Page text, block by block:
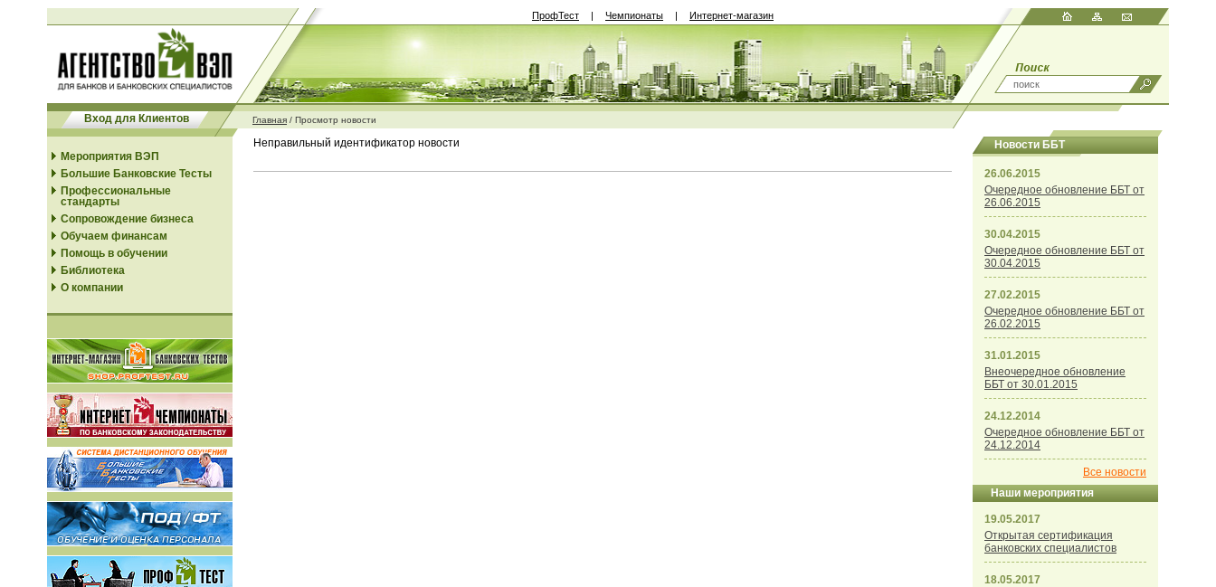
ПрофТест | Чемпионаты | Интернет-магазин
Вход для Клиентов Главная / Просмотр новости
Мероприятия ВЭП
Большие Банковские Тесты
Профессиональные
стандарты
Сопровождение бизнеса
Обучаем финансам
Помощь в обучении
Библиотека
О компании
Неправильный идентификатор новости Новости ББТ
26.06.2015
Очередное обновление ББТ от
26.06.2015
30.04.2015
Очередное обновление ББТ от
30.04.2015
27.02.2015
Очередное обновление ББТ от
26.02.2015
31.01.2015
Внеочередное обновление
ББТ от 30.01.2015
24.12.2014
Очередное обновление ББТ от
24.12.2014
Все новости
Наши мероприятия
19.05.2017
Открытая сертификация
банковских специалистов
18.05.2017